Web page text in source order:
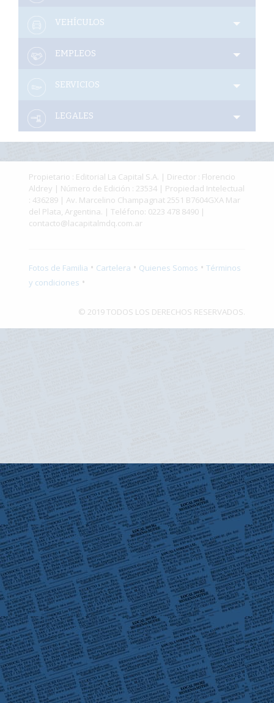
Espectáculos
Cartelera
Fotos
Familia
Fúnebres
VEHÍCULOS
EMPLEOS
SERVICIOS
LEGALES
Propietario : Editorial La Capital S.A. | Director : Florencio
Aldrey | Número de Edición : 23534 | Propiedad Intelectual
: 436289 | Av. Marcelino Champagnat 2551 B7604GXA Mar
del Plata, Argentina. | Teléfono: 0223 478 8490 |
contacto@lacapitalmdq.com.ar
Fotos de Familia • Cartelera • Quienes Somos • Términos
y condiciones •
© 2019 TODOS LOS DERECHOS RESERVADOS.